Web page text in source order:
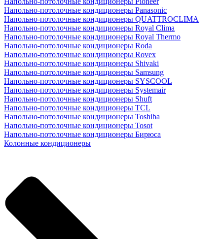
Напольно-потолочные кондиционеры Panasonic
Напольно-потолочные кондиционеры QUATTROCLIMA
Напольно-потолочные кондиционеры Royal Clima
Напольно-потолочные кондиционеры Royal Thermo
Напольно-потолочные кондиционеры Roda
Напольно-потолочные кондиционеры Rovex
Напольно-потолочные кондиционеры Shivaki
Напольно-потолочные кондиционеры Samsung
Напольно-потолочные кондиционеры SYSCOOL
Напольно-потолочные кондиционеры Systemair
Напольно-потолочные кондиционеры Shuft
Напольно-потолочные кондиционеры TCL
Напольно-потолочные кондиционеры Toshiba
Напольно-потолочные кондиционеры Tosot
Напольно-потолочные кондиционеры Бирюса
Колонные кондиционеры